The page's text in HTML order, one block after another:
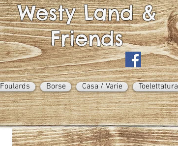
Westy Land &
Friends
Foulards Borse Casa / Varie Toelettatura